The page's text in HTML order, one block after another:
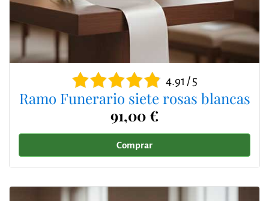
4.91 / 5
Ramo Funerario siete rosas blancas
91,00 €
Comprar